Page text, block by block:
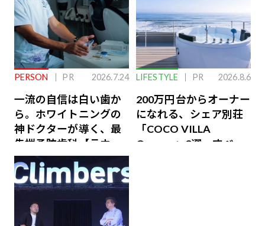
PERSON PR 2026.7.24
一流の自信は白い歯か
ら。ホワイトニングの
神ドクターが導く、最
先端予防歯科【ラウン
ジ会員特典あり】
LIFESTYLE PR 2026.8.6
200万円台からオーナー
になれる、シェア別荘
「COCO VILLA
Owners」3選。すべて